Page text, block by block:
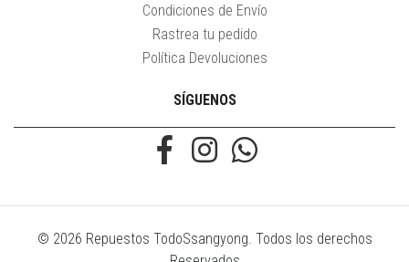
Condiciones de Envío
Rastrea tu pedido
Política Devoluciones
SÍGUENOS
© 2026 Repuestos TodoSsangyong. Todos los derechos